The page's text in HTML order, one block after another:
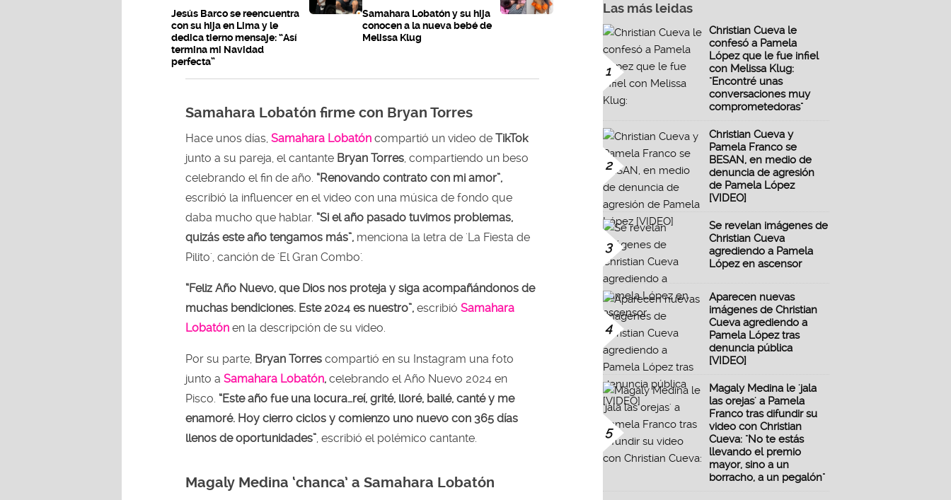
Jesús Barco se reencuentra
con su hija en Lima y le
dedica tierno mensaje: “Así
termina mi Navidad
perfecta”
Samahara Lobatón y su hija
conocen a la nueva bebé de
Melissa Klug
Samahara Lobatón firme con Bryan Torres
Hace unos días, Samahara Lobatón compartió un video de TikTok
junto a su pareja, el cantante Bryan Torres , compartiendo un beso
celebrando el fin de año. “Renovando contrato con mi amor”,
escribió la influencer en el video con una música de fondo que
daba mucho que hablar. “Si el año pasado tuvimos problemas,
quizás este año tengamos más”, menciona la letra de 'La Fiesta de
Pilito', canción de 'El Gran Combo'.
“Feliz Año Nuevo, que Dios nos proteja y siga acompañándonos de
muchas bendiciones. Este 2024 es nuestro”, escribió Samahara
Lobatón en la descripción de su video.
Por su parte, Bryan Torres compartió en su Instagram una foto
junto a Samahara Lobatón, celebrando el Año Nuevo 2024 en
Pisco. “Este año fue una locura…reí, grité, lloré, bailé, canté y me
enamoré. Hoy cierro ciclos y comienzo uno nuevo con 365 días
llenos de oportunidades” , escribió el polémico cantante.
Magaly Medina ‘chanca’ a Samahara Lobatón
Las más leidas
1
Christian Cueva le
confesó a Pamela
López que le fue infiel
con Melissa Klug:
"Encontré unas
conversaciones muy
comprometedoras"
2
Christian Cueva y
Pamela Franco se
BESAN, en medio de
denuncia de agresión
de Pamela López
[VIDEO]
3
Se revelan imágenes de
Christian Cueva
agrediendo a Pamela
López en ascensor
4
Aparecen nuevas
imágenes de Christian
Cueva agrediendo a
Pamela López tras
denuncia pública
[VIDEO]
5
Magaly Medina le 'jala
las orejas' a Pamela
Franco tras difundir su
video con Christian
Cueva: "No te estás
llevando el premio
mayor, sino a un
borracho, a un pegalón"